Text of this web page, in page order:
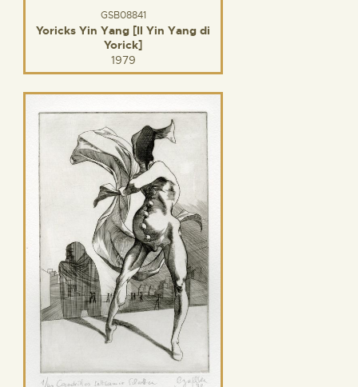
GSB08841
Yoricks Yin Yang [Il Yin Yang di
Yorick]
1979